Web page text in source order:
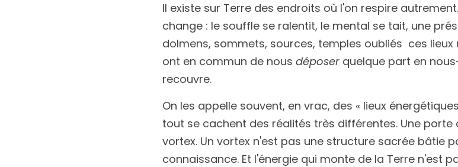
Il existe sur Terre des endroits où l'on respire
change : le souffle se ralentit, le mental se tait, une
dolmens, sommets, sources, temples oubliés  ces
ont en commun de nous déposer quelque part en
recouvre.
On les appelle souvent, en vrac, des « lieux
tout se cachent des réalités très différentes. Une
vortex. Un vortex n'est pas une structure sacrée bâtie
connaissance. Et l'énergie qui monte de la Terre n'est